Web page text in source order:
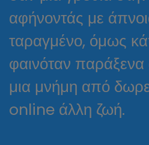
αφήνοντάς με
ταραγμένο, όμως
φαινόταν
μια μνήμη από
online άλλη ζωή.